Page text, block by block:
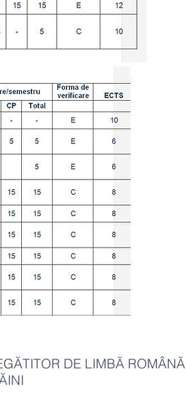
DE LIMBĂ ROMÂNĂ